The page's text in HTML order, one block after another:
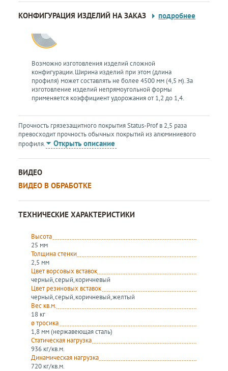
КОНФИГУРАЦИЯ ИЗДЕЛИЙ НА ЗАКАЗ подробнее
Возможно изготовления изделий сложной
конфигурации. Ширина изделий при этом (длина
профиля) может составлять не более 4500 мм (4,5 м). За
изготовление изделий непрямоугольной формы
применяется коэффициент удорожания от 1,2 до 1,4.
Прочность грязезащитного покрытия Status-Prof в 2,5 раза
превосходит прочность обычных покрытий из алюминиевого
профиля.
Открыть описание
ВИДЕО
ВИДЕО В ОБРАБОТКЕ
ТЕХНИЧЕСКИЕ ХАРАКТЕРИСТИКИ
Высота
25 мм
Толщина стенки
2,5 мм
Цвет ворсовых вставок
черный, серый, коричневый
Цвет резиновых вставок
черный, серый, коричневый, желтый
Вес кв.м.
18 кг
ø тросика
1,8 мм (нержавеющая сталь)
Статическая нагрузка
936 кг/кв.м.
Динамическая нагрузка
720 кг/кв.м.